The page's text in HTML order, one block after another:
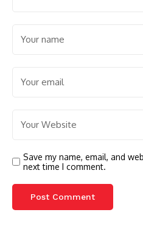
Save my name, email, and
next time I comment.